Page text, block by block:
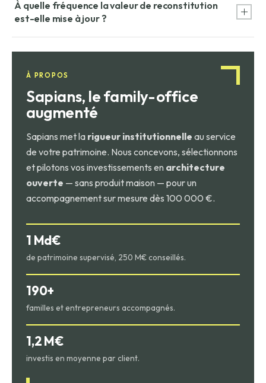
reconstitution, la SCPI se vend avec une décote (potentiel
de revalorisation). S'il est supérieur, elle se vend avec une
surcote. L'AMF impose que le prix de souscription reste
dans une fourchette de +/- 10 % de la valeur de
À quelle fréquence la valeur de reconstitution
est-elle mise à jour ?
un prix de marché en temps réel.
À PROPOS
Sapians, le family-office
augmenté
Sapians met la rigueur institutionnelle au service
de votre patrimoine. Nous concevons, sélectionnons
et pilotons vos investissements en architecture
ouverte — sans produit maison — pour un
accompagnement sur mesure dès 100 000 €.
1 Md€
de patrimoine supervisé, 250 M€ conseillés.
190+
familles et entrepreneurs accompagnés.
1,2 M€
investis en moyenne par client.